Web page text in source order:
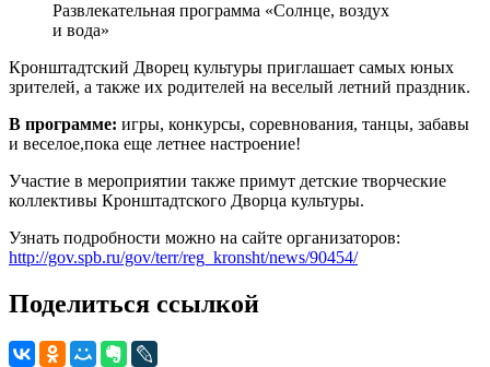
Развлекательная программа «Солнце, воздух
и вода»
Кронштадтский Дворец культуры приглашает самых юных
зрителей, а также их родителей на веселый летний праздник.
В программе: игры, конкурсы, соревнования, танцы, забавы
и веселое,пока еще летнее настроение!
Участие в мероприятии также примут детские творческие
коллективы Кронштадтского Дворца культуры.
Узнать подробности можно на сайте организаторов:
http://gov.spb.ru/gov/terr/reg_kronsht/news/90454/
Поделиться ссылкой